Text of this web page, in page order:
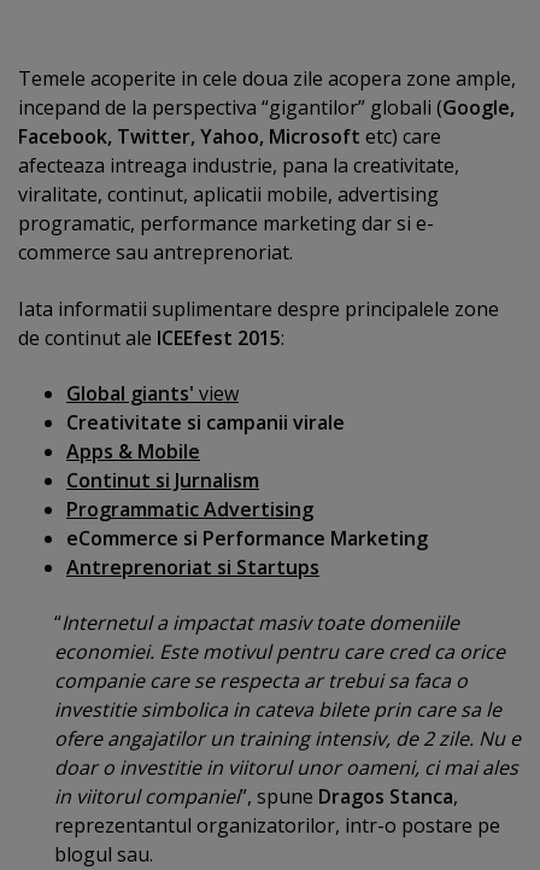
Temele acoperite in cele doua zile acopera zone ample,
incepand de la perspectiva “gigantilor” globali (Google,
Facebook, Twitter, Yahoo, Microsoft etc) care
afecteaza intreaga industrie, pana la creativitate,
viralitate, continut, aplicatii mobile, advertising
programatic, performance marketing dar si e-
commerce sau antreprenoriat.
Iata informatii suplimentare despre principalele zone
de continut ale ICEEfest 2015:
Global giants' view
Creativitate si campanii virale
Apps & Mobile
Continut si Jurnalism
Programmatic Advertising
eCommerce si Performance Marketing
Antreprenoriat si Startups
“Internetul a impactat masiv toate domeniile
economiei. Este motivul pentru care cred ca orice
companie care se respecta ar trebui sa faca o
investitie simbolica in cateva bilete prin care sa le
ofere angajatilor un training intensiv, de 2 zile. Nu e
doar o investitie in viitorul unor oameni, ci mai ales
in viitorul companiei”, spune Dragos Stanca,
reprezentantul organizatorilor, intr-o postare pe
blogul sau.